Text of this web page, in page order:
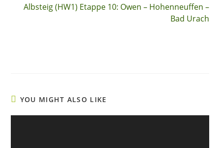
Albsteig (HW1) Etappe 10: Owen – Hohenneuffen –
Bad Urach
YOU MIGHT ALSO LIKE